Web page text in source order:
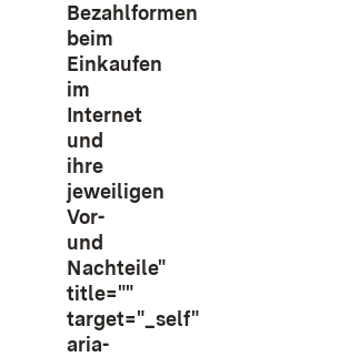
Bezahlformen
beim
Einkaufen
im
Internet
und
ihre
jeweiligen
Vor-
und
Nachteile"
title=""
target="_self"
aria-